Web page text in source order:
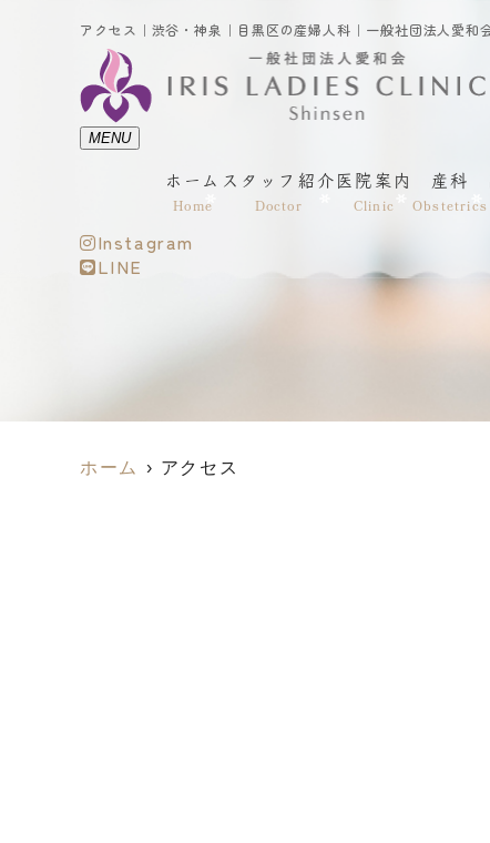
MENU
ホーム
Home
スタッフ紹介
Doctor
医院案内
Clinic
産科
Obstetrics
Instagram
LINE
ホーム アクセス